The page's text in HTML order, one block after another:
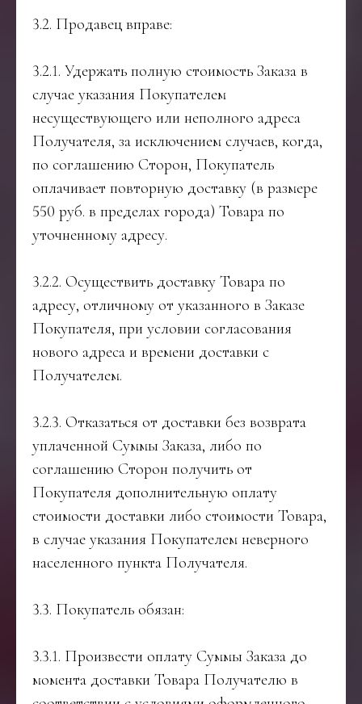
3.2. Продавец вправе:
3.2.1. Удержать полную стоимость Заказа в
случае указания Покупателем
несуществующего или неполного адреса
Получателя, за исключением случаев, когда,
по соглашению Сторон, Покупатель
оплачивает повторную доставку (в размере
550 руб. в пределах города) Товара по
уточненному адресу.
3.2.2. Осуществить доставку Товара по
адресу, отличному от указанного в Заказе
Покупателя, при условии согласования
нового адреса и времени доставки с
Получателем.
3.2.3. Отказаться от доставки без возврата
уплаченной Суммы Заказа, либо по
соглашению Сторон получить от
Покупателя дополнительную оплату
стоимости доставки либо стоимости Товара,
в случае указания Покупателем неверного
населенного пункта Получателя.
3.3. Покупатель обязан:
3.3.1. Произвести оплату Суммы Заказа до
момента доставки Товара Получателю в